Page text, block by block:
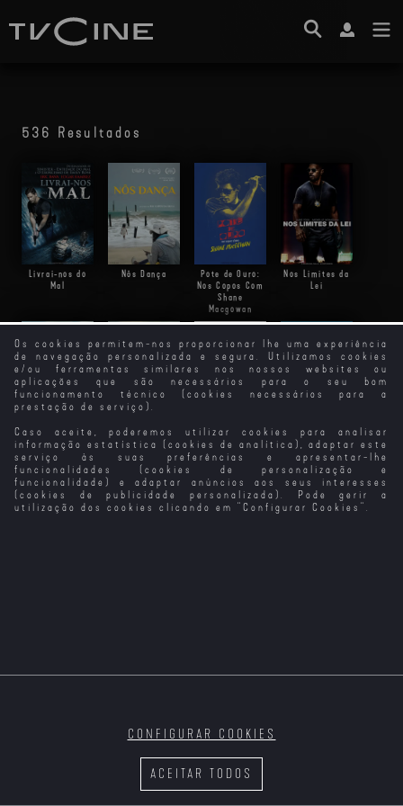
Os cookies permitem-nos proporcionar lhe uma experiência
de navegação personalizada e segura. Utilizamos cookies
e/ou ferramentas similares nos nossos websites ou
aplicações que são necessários para o seu bom
funcionamento técnico (cookies necessários para a
prestação de serviço).
Caso aceite, poderemos utilizar cookies para analisar
informação estatística (cookies de analítica), adaptar este
serviço às suas preferências e apresentar-lhe
funcionalidades (cookies de personalização e
funcionalidade) e adaptar anúncios aos seus interesses
(cookies de publicidade personalizada). Pode gerir a
utilização dos cookies clicando em " Configurar Cookies ".
ACEITAR TODOS
CONFIGURAR COOKIES
536 Resultados
Livrai-nos do
Mal
Nôs Dança
Pote de Ouro:
Nos Copos Com
Shane
Macgowan
Nos Limites da
Lei
A Filha do Rei
do Pântano
Do Outro Lado
do Muro
A Vizinha Do
Lado
O Ancoradouro
do Tempo
Teatro da
Cornucópia
Criação Do Mal